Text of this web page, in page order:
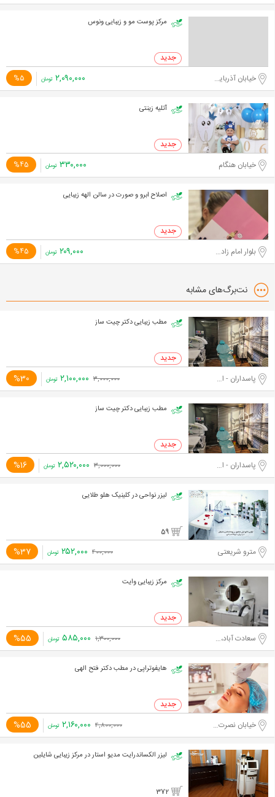
مرکز پوست مو و زیبایی ونوس
خیابان آذربایجان %5 ۲,۰۹۰,۰۰۰ تومان
آتلیه زینتی
خیابان هنگام %45 ۳۳۰,۰۰۰ تومان
اصلاح ابرو و صورت در سالن الهه زیبایی
بلوار امام زاده حسن %45 ۲۰۹,۰۰۰ تومان
نت‌برگ‌های مشابه
مطب زیبایی دکتر چیت ساز
پاسداران - اختیاریه جنوبی %30 ۳,۰۰۰,۰۰۰ ۲,۱۰۰,۰۰۰ تومان
مطب زیبایی دکتر چیت ساز
پاسداران - اختیاریه جنوبی %16 ۳,۰۰۰,۰۰۰ ۲,۵۲۰,۰۰۰ تومان
لیزر نواحی در کلینیک هلو طلایی
59
مترو شریعتی %37 ۴۰۰,۰۰۰ ۲۵۲,۰۰۰ تومان
مرکز زیبایی وایت
سعادت آباد،مدیریت %55 ۱,۳۰۰,۰۰۰ ۵۸۵,۰۰۰ تومان
هایفوتراپی در مطب دکتر فتح الهی
خیابان نصرت غربی %55 ۴,۸۰۰,۰۰۰ ۲,۱۶۰,۰۰۰ تومان
لیزر الکساندرایت مدیو استار در مرکز زیبایی شایلین
372